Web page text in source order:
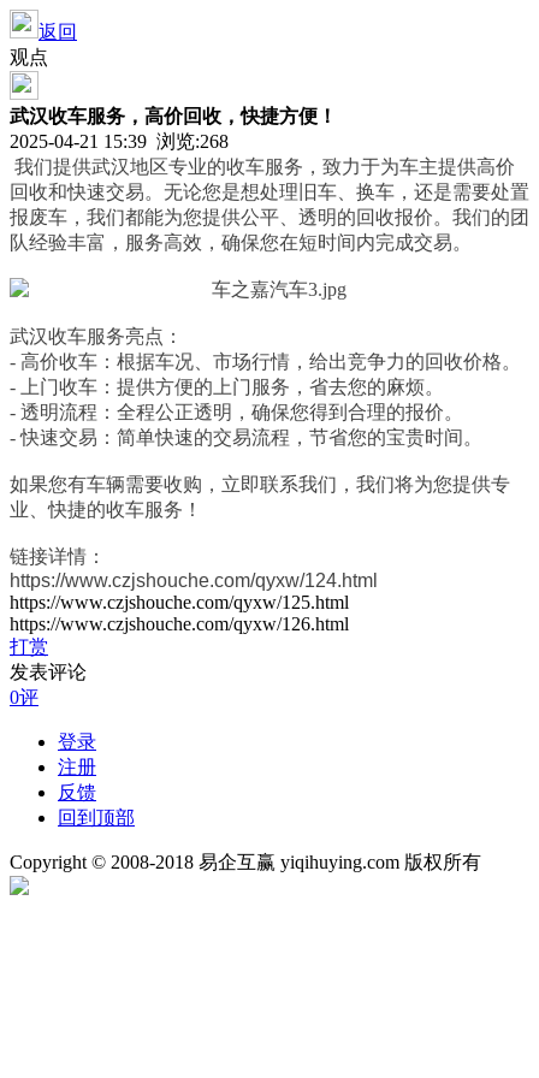
返回
观点
武汉收车服务，高价回收，快捷方便！
2025-04-21 15:39 浏览:268
我们提供武汉地区专业的收车服务，致力于为车主提供高价
回收和快速交易。无论您是想处理旧车、换车，还是需要处置
报废车，我们都能为您提供公平、透明的回收报价。我们的团
队经验丰富，服务高效，确保您在短时间内完成交易。
武汉收车服务亮点：
- 高价收车：根据车况、市场行情，给出竞争力的回收价格。
- 上门收车：提供方便的上门服务，省去您的麻烦。
- 透明流程：全程公正透明，确保您得到合理的报价。
- 快速交易：简单快速的交易流程，节省您的宝贵时间。
如果您有车辆需要收购，立即联系我们，我们将为您提供专
业、快捷的收车服务！
链接详情：
https://www.czjshouche.com/qyxw/124.html
https://www.czjshouche.com/qyxw/125.html
https://www.czjshouche.com/qyxw/126.html
打赏
发表评论
0评
登录
注册
反馈
回到顶部
Copyright © 2008-2018 易企互赢 yiqihuying.com 版权所有